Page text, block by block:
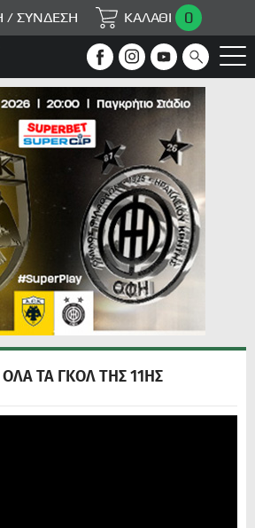
/ ΣΥΝΔΕΣΗ ΚΑΛΑΘΙ 0
ΟΛΑ ΤΑ ΓΚΟΛ ΤΗΣ 11ΗΣ